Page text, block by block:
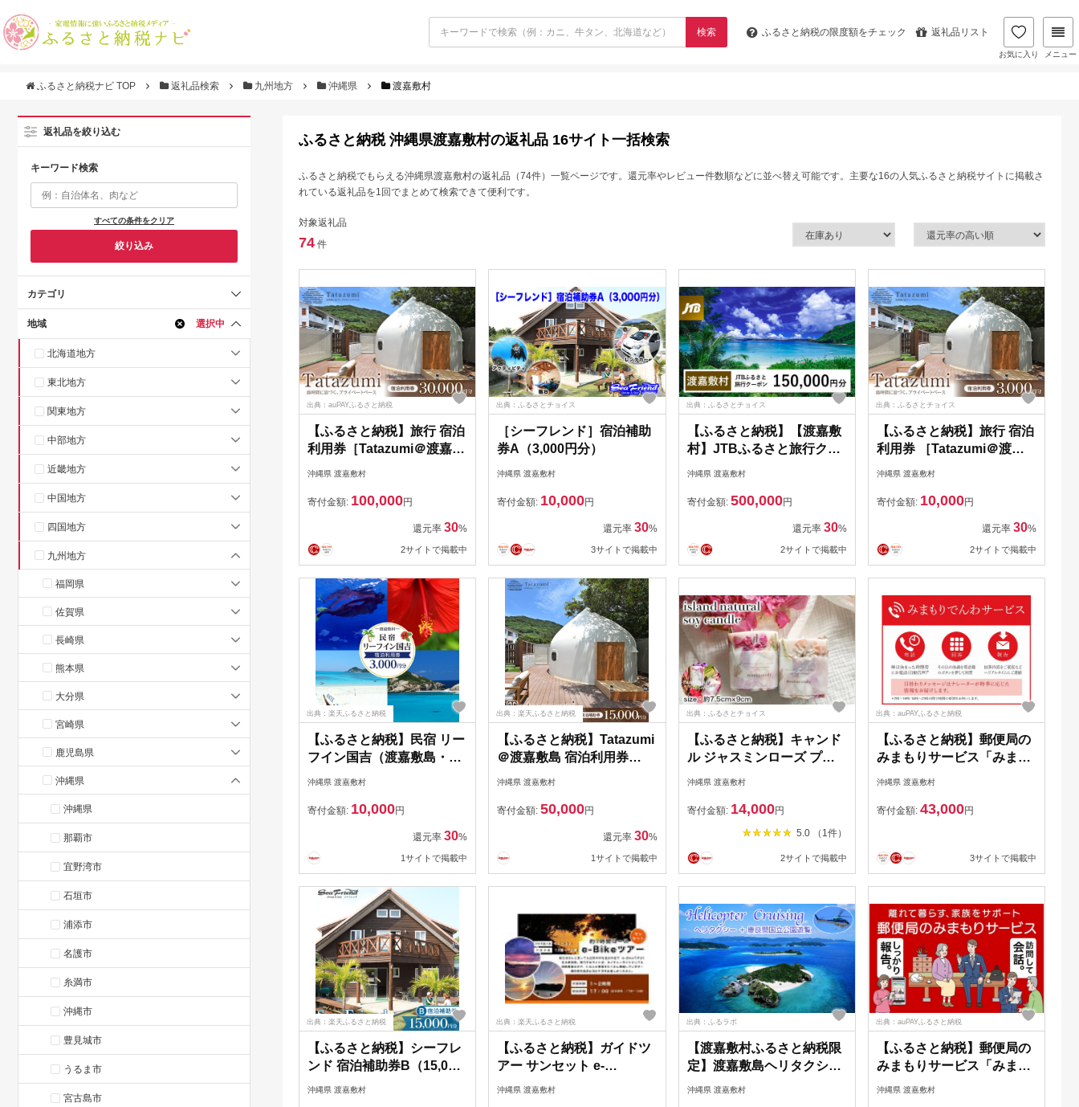
検索 ふるさと納税の限度額をチェック 返礼品リスト
お気に入り メニュー
ふるさと納税ナビ TOP 返礼品検索 九州地方 沖縄県 渡嘉敷村
返礼品を絞り込む
キーワード検索
すべての条件をクリア
絞り込み
カテゴリ
地域 選択中
北海道地方
東北地方
関東地方
中部地方
近畿地方
中国地方
四国地方
九州地方
福岡県
佐賀県
長崎県
熊本県
大分県
宮崎県
鹿児島県
沖縄県
沖縄県
那覇市
宜野湾市
石垣市
浦添市
名護市
糸満市
沖縄市
豊見城市
うるま市
宮古島市
ふるさと納税 沖縄県渡嘉敷村の返礼品 16サイト一括検索
ふるさと納税でもらえる沖縄県渡嘉敷村の返礼品（74件）一覧ページです。還元率やレビュー件数順などに並べ替え可能です。主要な16の人気ふるさと納税サイトに掲載さ
れている返礼品を1回でまとめて検索できて便利です。
対象返礼品
74 件
出典：auPAYふるさと納税
【ふるさと納税】旅行 宿泊
利用券［Tatazumi＠渡嘉敷
島］（渡嘉敷村・30,000円
沖縄県 渡嘉敷村
寄付金額: 100,000円
還元率30%
2サイトで掲載中
出典：ふるさとチョイス
［シーフレンド］宿泊補助
券A（3,000円分）
沖縄県 渡嘉敷村
寄付金額: 10,000円
還元率 30%
3サイトで掲載中
出典：ふるさとチョイス
【ふるさと納税】【渡嘉敷
村】JTBふるさと旅行クー
ポン（150,000円分）有効
旅行 トラベル 予約 国内旅
行 JTB 宿泊 観光 体験 旅行
券 宿泊券 旅行予約 温泉 ホ
テル 旅館 チケット 子供 子
オンライン ネット予約 電
話 有効期間3年
沖縄県 渡嘉敷村
寄付金額: 500,000円
還元率 30%
2サイトで掲載中
出典：ふるさとチョイス
【ふるさと納税】旅行 宿泊
利用券 ［Tatazumi＠渡嘉
敷島］（渡嘉敷村・3,000
沖縄県 渡嘉敷村
寄付金額: 10,000円
還元率 30%
2サイトで掲載中
出典：楽天ふるさと納税
【ふるさと納税】民宿 リー
フイン国吉（渡嘉敷島・
3,000円分）旅行 宿泊利用
人気 無料 配送無料
沖縄県 渡嘉敷村
寄付金額: 10,000円
還元率30%
1サイトで掲載中
出典：楽天ふるさと納税
【ふるさと納税】Tatazumi
＠渡嘉敷島 宿泊利用券
（15,000円分） | リゾート
光 旅行 トラベル ホテル ク
ーポン チケット 予約 宿泊
おすすめ 人気 春 夏 秋 冬
沖縄県 渡嘉敷村
寄付金額:50,000円
還元率 30%
1サイトで掲載中
出典：ふるさとチョイス
【ふるさと納税】キャンド
ル ジャスミンローズ プル
メリア 1個（7.5cm×9cm）
沖縄県 渡嘉敷村
寄付金額: 14,000円
5.0 （1件）
2サイトで掲載中
出典：auPAYふるさと納税
【ふるさと納税】郵便局の
みまもりサービス「みまも
りでんわサービス（固定電
沖縄県 渡嘉敷村
寄付金額: 43,000円
3サイトで掲載中
出典：楽天ふるさと納税
【ふるさと納税】シーフレ
ンド 宿泊補助券B（15,000
円分）【渡嘉敷村】 | リゾ
沖縄県 渡嘉敷村
出典：楽天ふるさと納税
【ふるさと納税】ガイドツ
アー サンセット e-
Bike（電動アシスト付き自
沖縄県 渡嘉敷村
出典：ふるラボ
【渡嘉敷村ふるさと納税限
定】渡嘉敷島ヘリタクシー
(片道)＋慶良間諸島国立公
沖縄県 渡嘉敷村
出典：auPAYふるさと納税
【ふるさと納税】郵便局の
みまもりサービス「みまも
り訪問サービス」（6か
沖縄県 渡嘉敷村